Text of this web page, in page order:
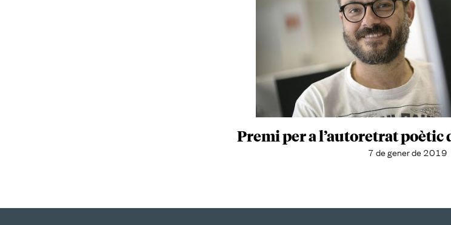
Premi per a l’autoretrat poètic
7 de gener de 2019